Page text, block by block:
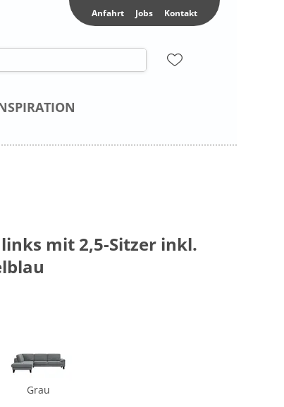
Anfahrt Jobs Kontakt
links mit 2,5-Sitzer inkl.
Grau